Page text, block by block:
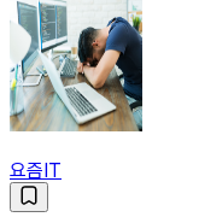
요즘IT